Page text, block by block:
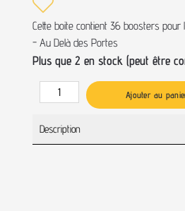
Cette boite contient 36 boosters
- Au Delà des Portes
Plus que 2 en stock (peut être
Ajouter au
Description